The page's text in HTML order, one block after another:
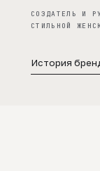
СОЗДАТЕЛЬ И
СТИЛЬНОЙ
История